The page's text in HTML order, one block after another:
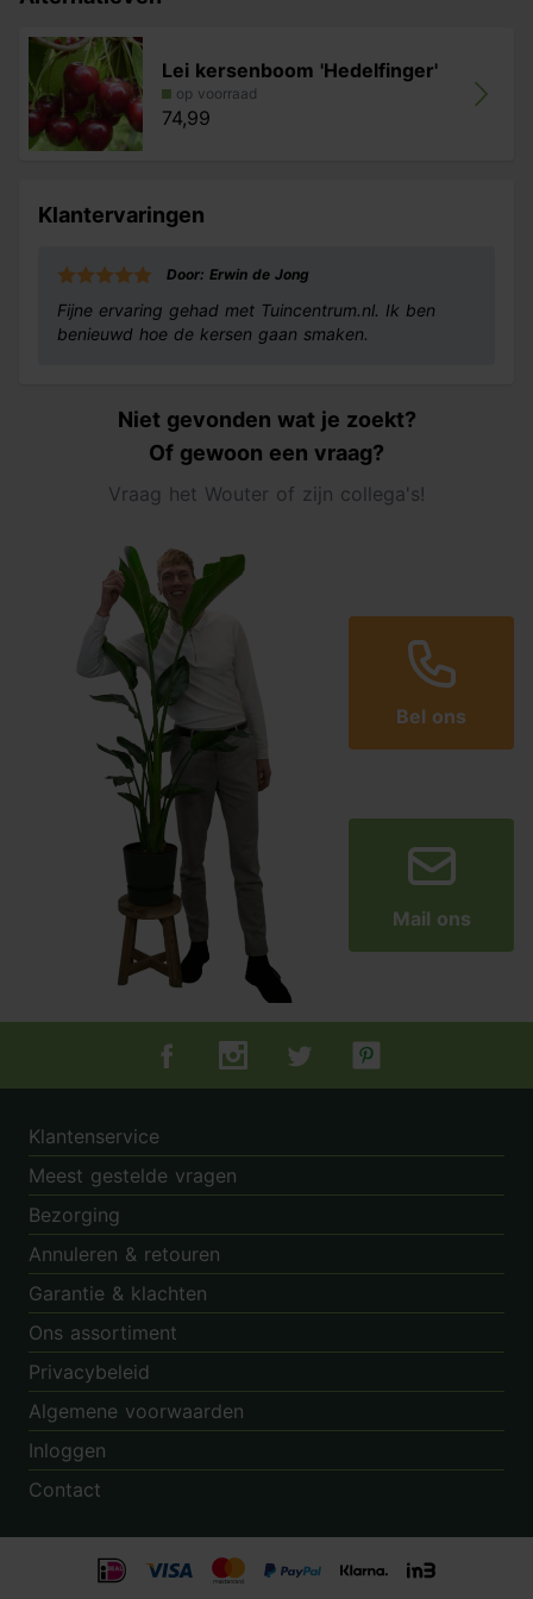
bevestigen met bindbuis en nooit met ijzerdraad!
Let op: bij het kiezen van een boom is de stamomtrek
is leidend. De bij de stamomtrek genoemde hoogte is
slechts een indicatie. Dus aan de hoogte indicatie
kunnen geen rechten worden ontleend.
Lei kersenboom 'Hedelfinger'
op voorraad
74,99
Klantervaringen
Door: Erwin de Jong
Fijne ervaring gehad met Tuincentrum.nl. Ik ben
benieuwd hoe de kersen gaan smaken.
Niet gevonden wat je zoekt?
Of gewoon een vraag?
Vraag het Wouter of zijn collega's!
Bel ons
Mail ons
Tuincentrum.nl op Facebook
Tuincentrum.nl op Instagram
Tuincentrum.nl op Twitter
Tuincentrum.nl op
Klantenservice
Meest gestelde vragen
Bezorging
Annuleren & retouren
Garantie & klachten
Ons assortiment
Privacybeleid
Algemene voorwaarden
Inloggen
Contact